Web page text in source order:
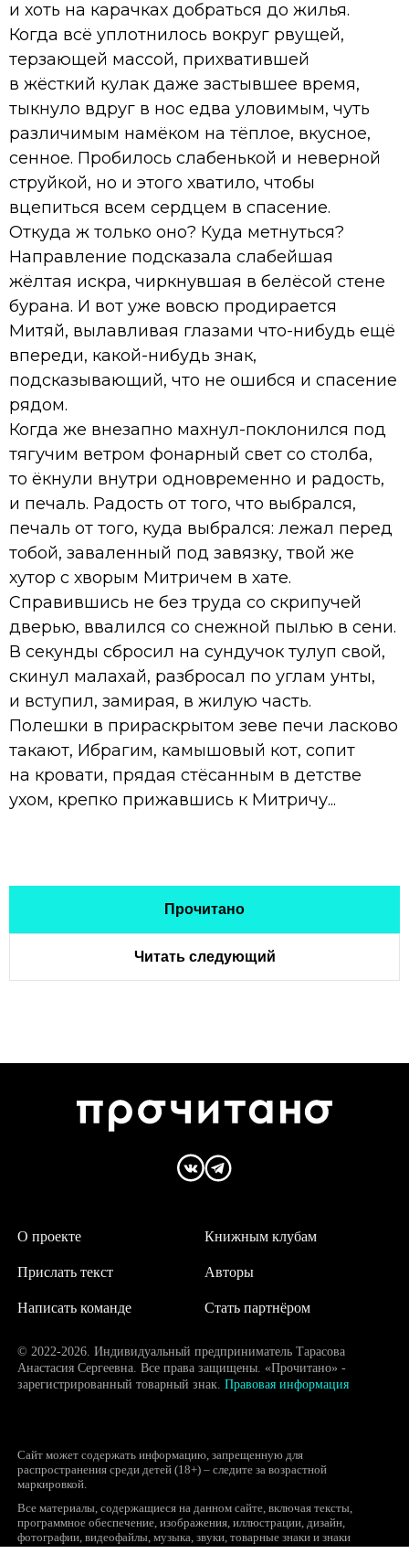
и хоть на карачках добраться до жилья.
Когда всё уплотнилось вокруг рвущей,
терзающей массой, прихватившей
в жёсткий кулак даже застывшее время,
тыкнуло вдруг в нос едва уловимым, чуть
различимым намёком на тёплое, вкусное,
сенное. Пробилось слабенькой и неверной
струйкой, но и этого хватило, чтобы
вцепиться всем сердцем в спасение.
Откуда ж только оно? Куда метнуться?
Направление подсказала слабейшая
жёлтая искра, чиркнувшая в белёсой стене
бурана. И вот уже вовсю продирается
Митяй, вылавливая глазами что-нибудь ещё
впереди, какой-нибудь знак,
подсказывающий, что не ошибся и спасение
рядом.
Когда же внезапно махнул-поклонился под
тягучим ветром фонарный свет со столба,
то ёкнули внутри одновременно и радость,
и печаль. Радость от того, что выбрался,
печаль от того, куда выбрался: лежал перед
тобой, заваленный под завязку, твой же
хутор с хворым Митричем в хате.
Справившись не без труда со скрипучей
дверью, ввалился со снежной пылью в сени.
В секунды сбросил на сундучок тулуп свой,
скинул малахай, разбросал по углам унты,
и вступил, замирая, в жилую часть.
Полешки в прираскрытом зеве печи ласково
такают, Ибрагим, камышовый кот, сопит
на кровати, прядая стёсанным в детстве
ухом, крепко прижавшись к Митричу...
Прочитано
Читать следующий
О проекте
Написать команде
Авторы
Прислать текст
Книжным клубам
Стать партнёром
© 2022-2026. Индивидуальный предприниматель Тарасова
Анастасия Сергеевна. Все права защищены. «Прочитано» -
зарегистрированный товарный знак. Правовая информация
Сайт может содержать информацию, запрещенную для
распространения среди детей (18+) – следите за возрастной
маркировкой.
Все материалы, содержащиеся на данном сайте, включая тексты,
программное обеспечение, изображения, иллюстрации, дизайн,
фотографии, видеофайлы, музыка, звуки, товарные знаки и знаки